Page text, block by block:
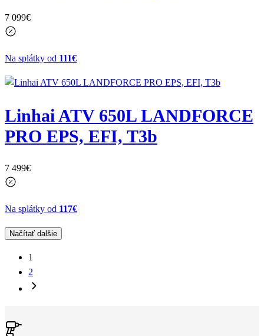
7 099€
Na splátky od 111€
Linhai ATV 650L LANDFORCE
PRO EPS, EFI, T3b
7 499€
Na splátky od 117€
Načítať dalšie
1
2